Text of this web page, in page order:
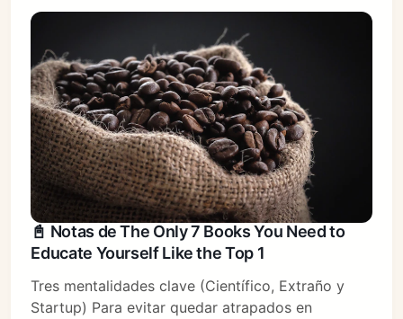
📓 Notas de The Only 7 Books You Need to
Educate Yourself Like the Top 1
Tres mentalidades clave (Científico, Extraño y
Startup) Para evitar quedar atrapados en